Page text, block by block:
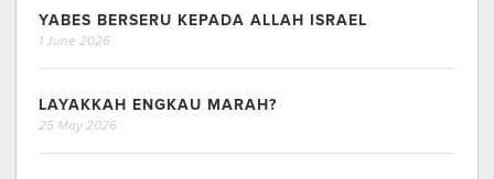
YABES BERSERU KEPADA ALLAH ISRAEL
1 June 2026
LAYAKKAH ENGKAU MARAH?
25 May 2026